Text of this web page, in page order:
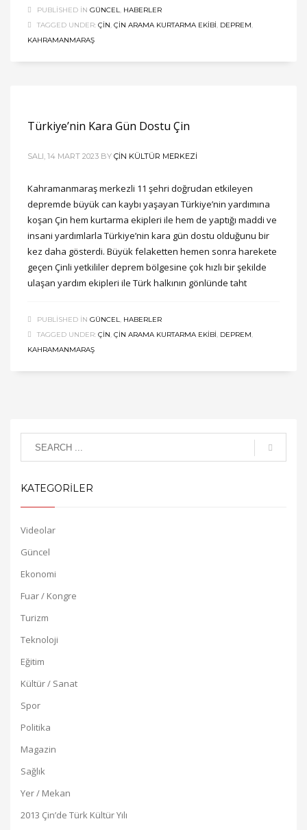
PUBLISHED IN GÜNCEL, HABERLER
TAGGED UNDER: ÇIN, ÇIN ARAMA KURTARMA EKIBI, DEPREM,
KAHRAMANMARAŞ
Türkiye’nin Kara Gün Dostu Çin
SALI, 14 MART 2023 BY ÇIN KÜLTÜR MERKEZI
Kahramanmaraş merkezli 11 şehri doğrudan etkileyen
depremde büyük can kaybı yaşayan Türkiye’nin yardımına
koşan Çin hem kurtarma ekipleri ile hem de yaptığı maddi ve
insani yardımlarla Türkiye’nin kara gün dostu olduğunu bir
kez daha gösterdi. Büyük felaketten hemen sonra harekete
geçen Çinli yetkililer deprem bölgesine çok hızlı bir şekilde
ulaşan yardım ekipleri ile Türk halkının gönlünde taht
PUBLISHED IN GÜNCEL, HABERLER
TAGGED UNDER: ÇIN, ÇIN ARAMA KURTARMA EKIBI, DEPREM,
KAHRAMANMARAŞ
KATEGORİLER
Videolar
Güncel
Ekonomi
Fuar / Kongre
Turizm
Teknoloji
Eğitim
Kültür / Sanat
Spor
Politika
Magazin
Sağlık
Yer / Mekan
2013 Çin’de Türk Kültür Yılı